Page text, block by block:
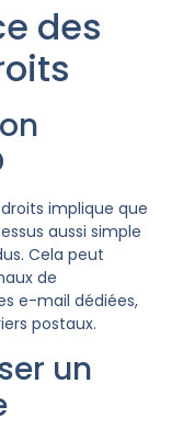
des
implique que
aussi simple
Cela peut
de
e-mail dédiées,
postaux.
un